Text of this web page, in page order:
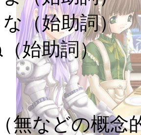
な（始助詞）
（始助詞）
（無などの概